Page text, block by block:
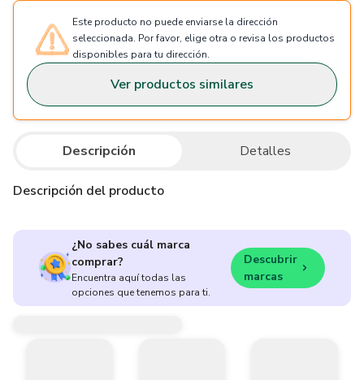
Este producto no puede enviarse la dirección
seleccionada. Por favor, elige otra o revisa los productos
disponibles para tu dirección.
Ver productos similares
Descripción Detalles
Descripción del producto
¿No sabes cuál marca
comprar?
Encuentra aquí todas las
opciones que tenemos para ti.
Descubrir
marcas